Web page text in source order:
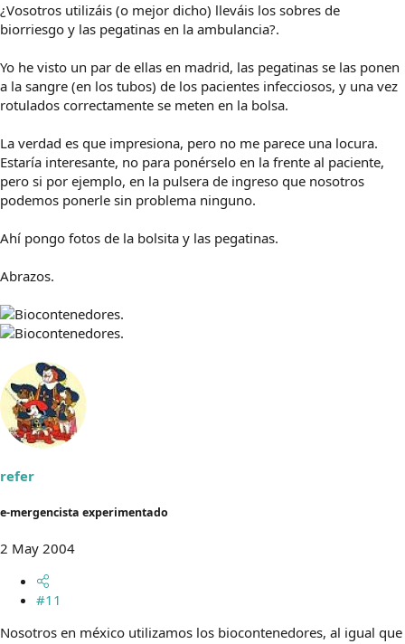
¿Vosotros utilizáis (o mejor dicho) lleváis los sobres de
biorriesgo y las pegatinas en la ambulancia?.
Yo he visto un par de ellas en madrid, las pegatinas se las ponen
a la sangre (en los tubos) de los pacientes infecciosos, y una vez
rotulados correctamente se meten en la bolsa.
La verdad es que impresiona, pero no me parece una locura.
Estaría interesante, no para ponérselo en la frente al paciente,
pero si por ejemplo, en la pulsera de ingreso que nosotros
podemos ponerle sin problema ninguno.
Ahí pongo fotos de la bolsita y las pegatinas.
Abrazos.
refer
e-mergencista experimentado
2 May 2004
#11
Nosotros en méxico utilizamos los biocontenedores, al igual que